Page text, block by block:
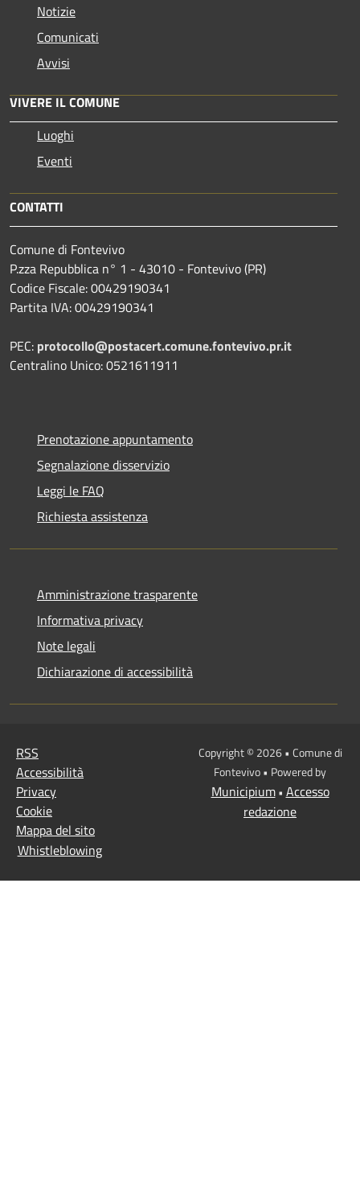
Notizie
Comunicati
Avvisi
VIVERE IL COMUNE
Luoghi
Eventi
CONTATTI
Comune di Fontevivo
P.zza Repubblica n° 1 - 43010 - Fontevivo (PR)
Codice Fiscale: 00429190341
Partita IVA: 00429190341
PEC: protocollo@postacert.comune.fontevivo.pr.it
Centralino Unico: 0521611911
Prenotazione appuntamento
Segnalazione disservizio
Leggi le FAQ
Richiesta assistenza
Amministrazione trasparente
Informativa privacy
Note legali
Dichiarazione di accessibilità
RSS
Accessibilità
Privacy
Cookie
Mappa del sito
Whistleblowing
Copyright © 2026 • Comune di
Fontevivo • Powered by
Municipium• Accesso
redazione